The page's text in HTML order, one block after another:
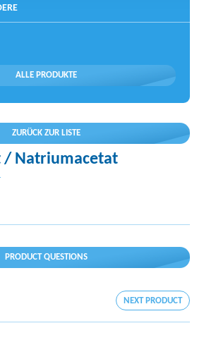
ALLE PRODUKTE
ZURÜCK ZUR LISTE
Natriumacetat
PRODUCT QUESTIONS
NEXT PRODUCT